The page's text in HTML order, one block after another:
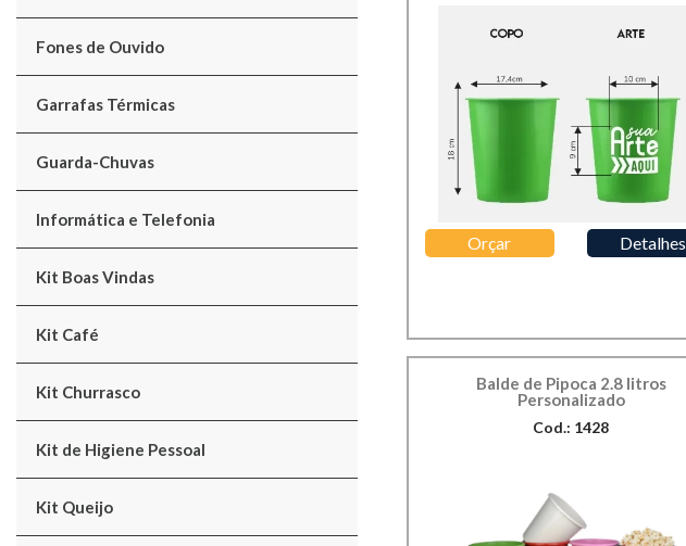
Fones de Ouvido
Garrafas Térmicas
Guarda-Chuvas
Informática e Telefonia
Kit Boas Vindas
Kit Café
Kit Churrasco
Kit de Higiene Pessoal
Kit Queijo
Orçar Detalhes
Balde de Pipoca 2.8 litros
Personalizado
Cod.: 1428